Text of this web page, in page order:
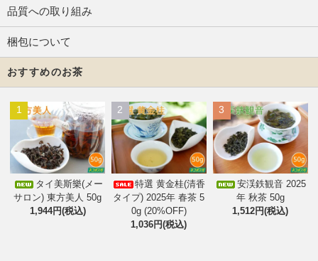
品質への取り組み
梱包について
おすすめのお茶
1
タイ美斯樂(メー
サロン) 東方美人 50g
1,944円(税込)
2
特選 黄金桂(清香
タイプ) 2025年 春茶 5
0g (20%OFF)
1,036円(税込)
3
安渓鉄観音 2025
年 秋茶 50g
1,512円(税込)